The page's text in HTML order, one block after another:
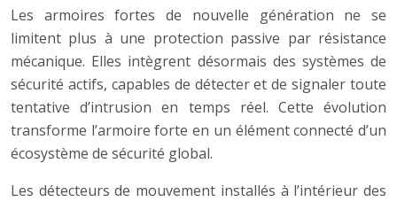
Les armoires fortes de nouvelle génération ne se
limitent plus à une protection passive par résistance
mécanique. Elles intègrent désormais des systèmes de
sécurité actifs, capables de détecter et de signaler toute
tentative d’intrusion en temps réel. Cette évolution
transforme l’armoire forte en un élément connecté d’un
écosystème de sécurité global.
Les détecteurs de mouvement installés à l’intérieur des